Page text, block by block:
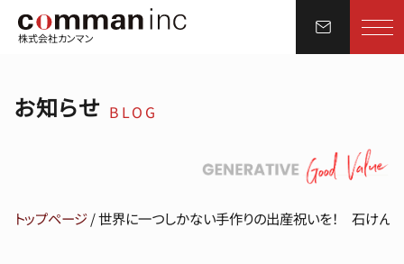
株式会社カンマン
お知らせ BLOG
トップページ/世界に一つしかない手作りの出産祝いを！ 石けんカ